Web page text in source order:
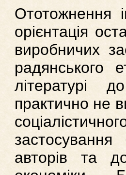
Ототожнення
орієнтація
виробничих
радянського
літературі
практично не
авторів та